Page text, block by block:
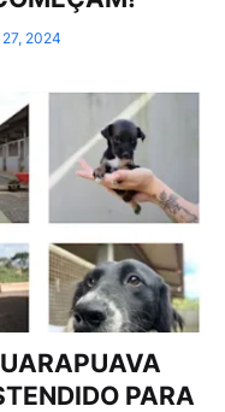
2024
PARA